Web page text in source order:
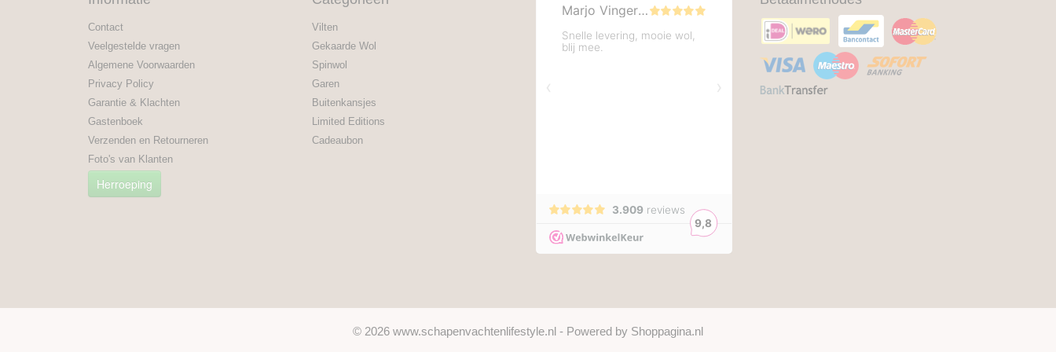
Contact
Veelgestelde vragen
Algemene Voorwaarden
Privacy Policy
Garantie & Klachten
Gastenboek
Verzenden en Retourneren
Foto's van Klanten
Herroeping
Vilten
Gekaarde Wol
Spinwol
Garen
Buitenkansjes
Limited Editions
Cadeaubon
© 2026 www.schapenvachtenlifestyle.nl - Powered by Shoppagina.nl